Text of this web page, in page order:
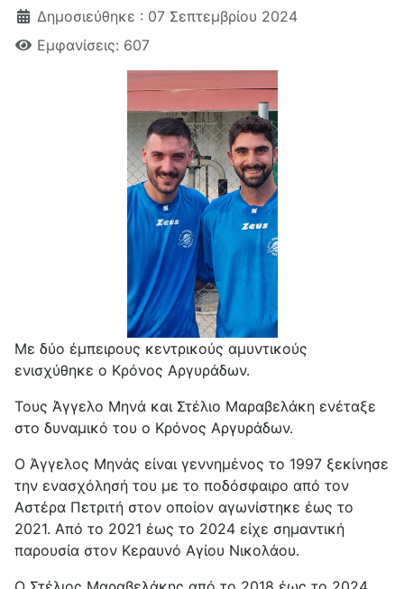
Δημοσιεύθηκε : 07 Σεπτεμβρίου 2024
Εμφανίσεις: 607
Με δύο έμπειρους κεντρικούς αμυντικούς
ενισχύθηκε ο Κρόνος Αργυράδων.
Τους Άγγελο Μηνά και Στέλιο Μαραβελάκη ενέταξε
στο δυναμικό του ο Κρόνος Αργυράδων.
Ο Άγγελος Μηνάς είναι γεννημένος το 1997 ξεκίνησε
την ενασχόλησή του με το ποδόσφαιρο από τον
Αστέρα Πετριτή στον οποίον αγωνίστηκε έως το
2021. Από το 2021 έως το 2024 είχε σημαντική
παρουσία στον Κεραυνό Αγίου Νικολάου.